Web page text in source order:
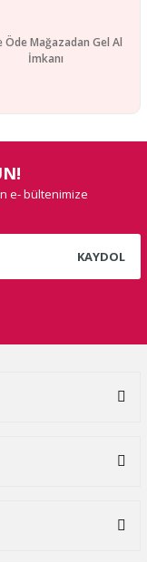
Öde Mağazadan Gel Al
İmkanı
e- bültenimize
KAYDOL